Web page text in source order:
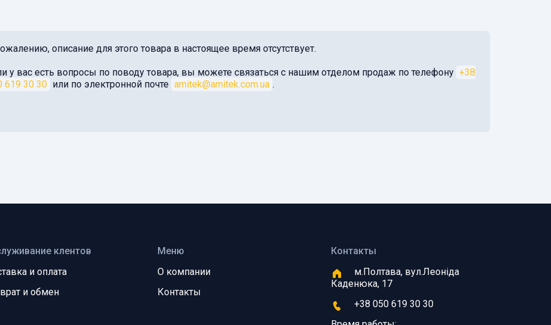
описание для этого товара в настоящее время отсутствует.
у вас есть вопросы по поводу товара, вы можете связаться с нашим отделом продаж по телефону +38
619 30 30 или по электронной почте amitek@amitek.com.ua .
клентов
и оплата
и обмен
Меню
О компании
Контакты
Контакты
м.Полтава, вул.Леоніда
Каденюка, 17
+38 050 619 30 30